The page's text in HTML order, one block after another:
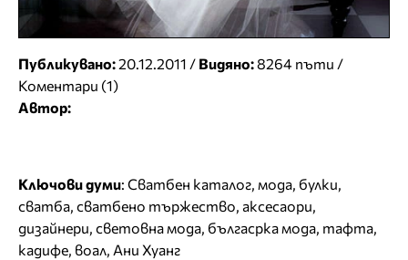
Публикувано:20.12.2011 / Видяно:8264 пъти /
Коментари (1)
Автор:
Ключови думи: Сватбен каталог, мода, булки,
сватба, сватбено тържество, аксесаори,
дизайнери, световна мода, бългасрка мода, тафта,
кадифе, воал, Ани Хуанг